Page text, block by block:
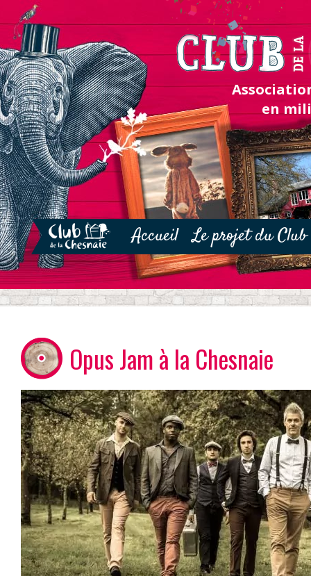
en
Accueil Le projet du Club
Opus Jam à la Chesnaie